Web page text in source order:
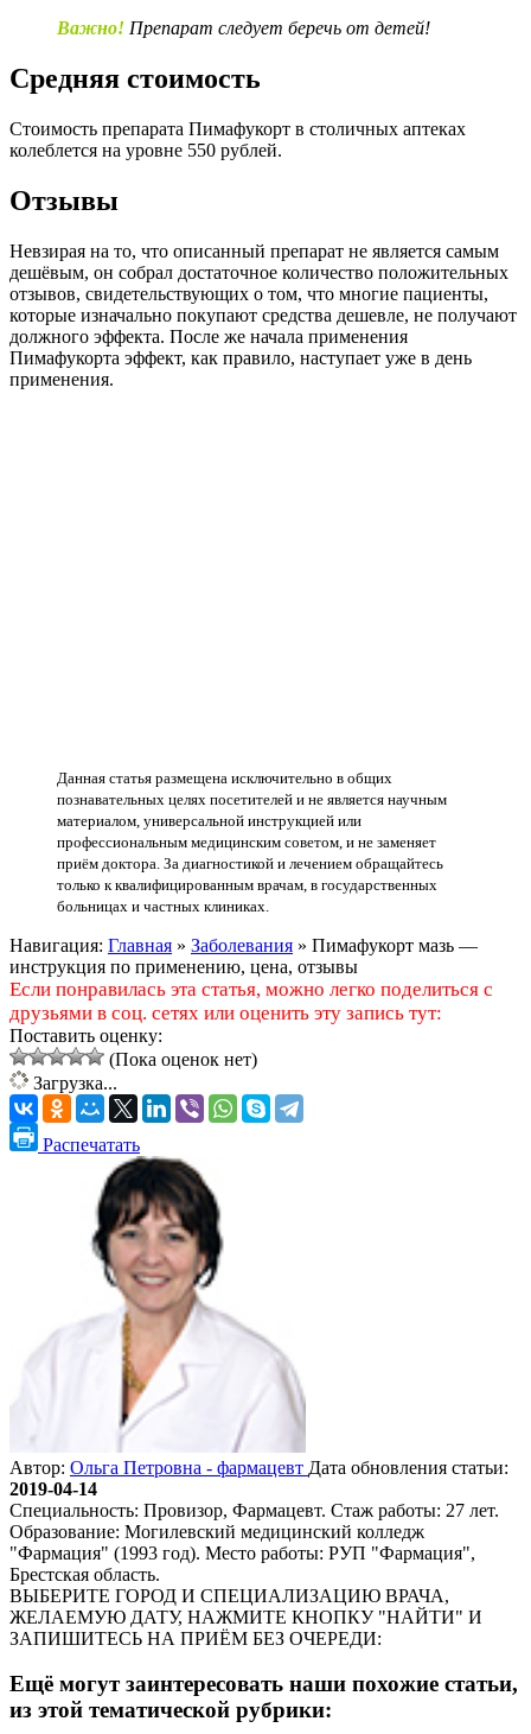
Важно! Препарат следует беречь от детей!
Средняя стоимость
Стоимость препарата Пимафукорт в столичных аптеках
колеблется на уровне 550 рублей.
Отзывы
Невзирая на то, что описанный препарат не является самым
дешёвым, он собрал достаточное количество положительных
отзывов, свидетельствующих о том, что многие пациенты,
которые изначально покупают средства дешевле, не получают
должного эффекта. После же начала применения
Пимафукорта эффект, как правило, наступает уже в день
применения.
Данная статья размещена исключительно в общих
познавательных целях посетителей и не является научным
материалом, универсальной инструкцией или
профессиональным медицинским советом, и не заменяет
приём доктора. За диагностикой и лечением обращайтесь
только к квалифицированным врачам, в государственных
больницах и частных клиниках.
Навигация: Главная » Заболевания » Пимафукорт мазь —
инструкция по применению, цена, отзывы
Если понравилась эта статья, можно легко поделиться с
друзьями в соц. сетях или оценить эту запись тут:
Поставить оценку:
(Пока оценок нет)
Загрузка...
Распечатать
Автор: Ольга Петровна - фармацевт Дата обновления статьи:
2019-04-14
Специальность: Провизор, Фармацевт. Стаж работы: 27 лет.
Образование: Могилевский медицинский колледж
"Фармация" (1993 год). Место работы: РУП "Фармация",
Брестская область.
ВЫБЕРИТЕ ГОРОД И СПЕЦИАЛИЗАЦИЮ ВРАЧА,
ЖЕЛАЕМУЮ ДАТУ, НАЖМИТЕ КНОПКУ "НАЙТИ" И
ЗАПИШИТЕСЬ НА ПРИЁМ БЕЗ ОЧЕРЕДИ:
Ещё могут заинтересовать наши похожие статьи,
из этой тематической рубрики: